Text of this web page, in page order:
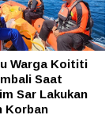
Warga Koititi
Saat
Sar Lakukan
Korban